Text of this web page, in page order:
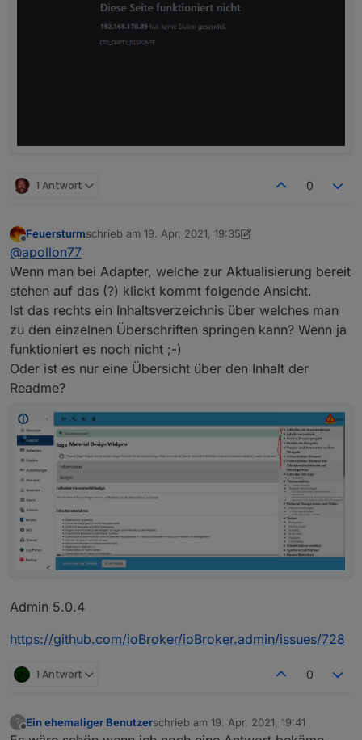
1 Antwort 0
Offline
Feuersturmschrieb am 19. Apr. 2021, 19:35
zuletzt editiert von Feuersturm
@apollon77
Wenn man bei Adapter, welche zur Aktualisierung bereit
stehen auf das (?) klickt kommt folgende Ansicht.
Ist das rechts ein Inhaltsverzeichnis über welches man
zu den einzelnen Überschriften springen kann? Wenn ja
funktioniert es noch nicht ;-)
Oder ist es nur eine Übersicht über den Inhalt der
Readme?
Admin 5.0.4
https://github.com/ioBroker/ioBroker.admin/issues/728
1 Antwort 0
?
Offline
Ein ehemaliger Benutzerschrieb am 19. Apr. 2021, 19:41
zuletzt editiert von